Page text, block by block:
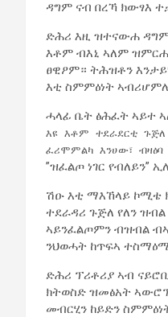
ዳግም ናብ በረኻ ክውፃእ
ድሕሪ እዚ ዝተናውሐ ዳግም
እቶም ብእኒ ኣለም
ፀዊዖም። ትሕዝቶን
እቲ ስምምዕነት
ሓላፊ ቤት ፅሕፈት ኣይተ
እዩ እቶም ተደራደርቲ
ፈሪሞምልካ እንሀው፣
”ዝፈልጦ ነገር
ሽዑ እቲ ማእኸላይ ኮሚቴ
ተደራዳሪ ጉጅለ የለን
ኣይንፈልጦምን ብዝብል
ንህወሓት ከጥፍኣ
ድሕሪ ፕሪቶሪያ ኣብ
ክትወስድ ዝመፅአት
መብርሂን ከይድን